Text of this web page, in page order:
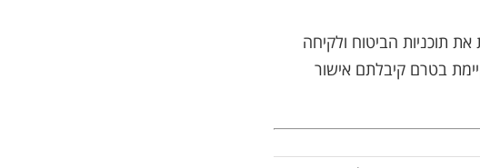
תוכניות הביטוח ולקיחה
בטרם קיבלתם אישור